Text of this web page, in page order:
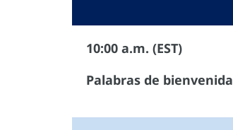
10:00 a.m. (EST)
Palabras de bienvenida